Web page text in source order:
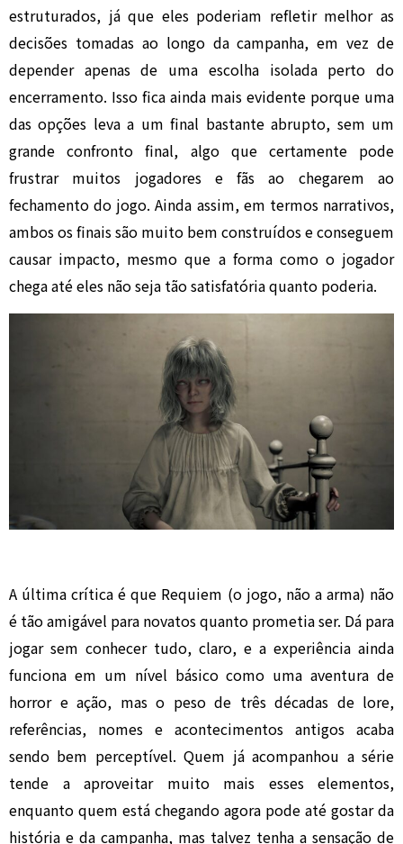
estruturados, já que eles poderiam refletir melhor as
decisões tomadas ao longo da campanha, em vez de
depender apenas de uma escolha isolada perto do
encerramento. Isso fica ainda mais evidente porque uma
das opções leva a um final bastante abrupto, sem um
grande confronto final, algo que certamente pode
frustrar muitos jogadores e fãs ao chegarem ao
fechamento do jogo. Ainda assim, em termos narrativos,
ambos os finais são muito bem construídos e conseguem
causar impacto, mesmo que a forma como o jogador
chega até eles não seja tão satisfatória quanto poderia.
A última crítica é que Requiem (o jogo, não a arma) não
é tão amigável para novatos quanto prometia ser. Dá para
jogar sem conhecer tudo, claro, e a experiência ainda
funciona em um nível básico como uma aventura de
horror e ação, mas o peso de três décadas de lore,
referências, nomes e acontecimentos antigos acaba
sendo bem perceptível. Quem já acompanhou a série
tende a aproveitar muito mais esses elementos,
enquanto quem está chegando agora pode até gostar da
história e da campanha, mas talvez tenha a sensação de